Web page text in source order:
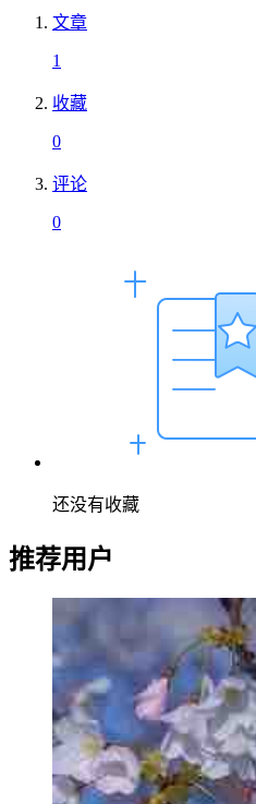
文章
1
收藏
0
评论
0
还没有收藏
推荐用户